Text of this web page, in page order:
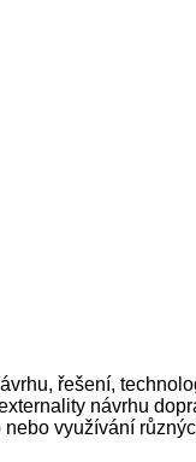
řešení,
návrhu
využívání